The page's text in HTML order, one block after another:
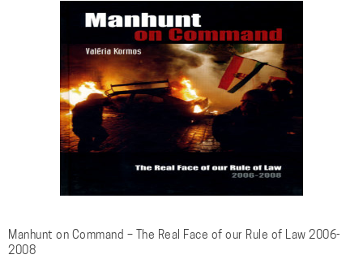
Manhunt on Command – The Real Face of our Rule of Law 2006-
2008